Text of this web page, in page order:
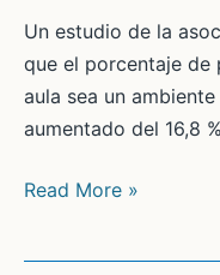
Un estudio de la
que el porcentaje de
aula sea un
aumentado del 16,8
Acoso
Read More »